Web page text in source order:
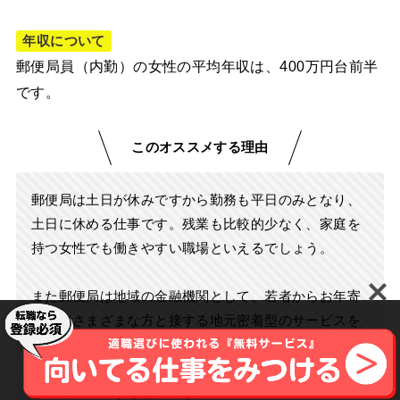
年収について
郵便局員（内勤）の女性の平均年収は、400万円台前半
です。
このオススメする理由
郵便局は土日が休みですから勤務も平日のみとなり、
土日に休める仕事です。残業も比較的少なく、家庭を
持つ女性でも働きやすい職場といえるでしょう。
また郵便局は地域の金融機関として、若者からお年寄
りまでさまざまな方と接する地元密着型のサービスを
提供しています。お客様との距離が近く、コミュニケ
ーションを取る楽しみがあるのも、土日休みの仕事と
してオススメする理由です。